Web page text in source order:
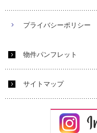
プライバシーポリシー
物件パンフレット
サイトマップ